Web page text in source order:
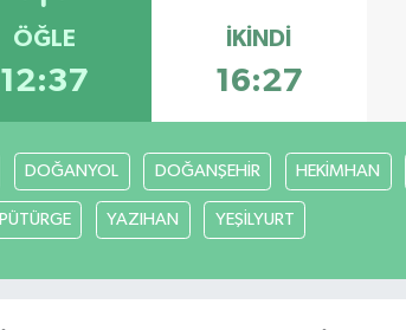
ÖĞLE
12:37
İKINDI
16:27
DOĞANYOL DOĞANŞEHİR HEKİMHAN
PÜTÜRGE YAZIHAN YEŞİLYURT